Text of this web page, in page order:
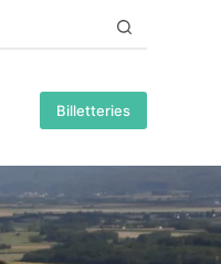
Billetteries